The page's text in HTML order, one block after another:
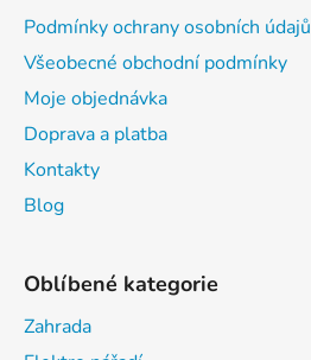
Podmínky ochrany osobních údajů
Všeobecné obchodní podmínky
Moje objednávka
Doprava a platba
Kontakty
Blog
Oblíbené kategorie
Zahrada